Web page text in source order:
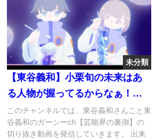
未分類
【東谷義和】小栗旬の未来はあ
る人物が握ってるからなぁ！＃
東谷義和＃ガーシーch＃暴露#切
り抜き#小栗旬#綾野剛
このチャンネルでは、東谷義和さんこと東
谷義和のガーシーch【芸能界の裏側】の
切り抜き動画を発信していきます。 出来